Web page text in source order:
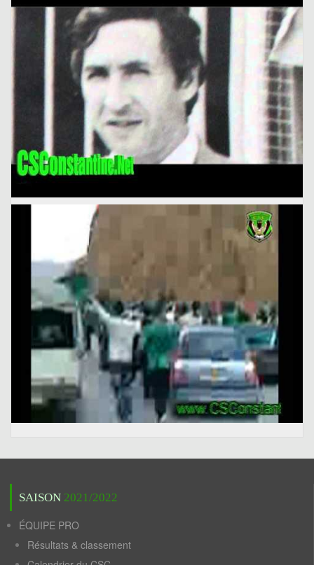
SAISON 2021/2022
ÉQUIPE PRO
Résultats & classement